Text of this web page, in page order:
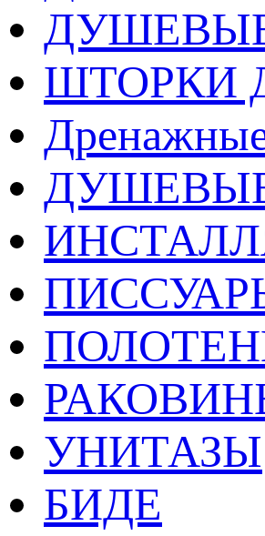
ШТОРКИ
УНИТАЗЫ
БИДЕ